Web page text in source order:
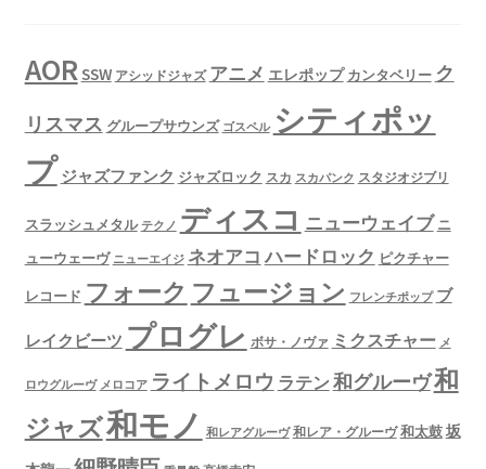
AORSSW アシッドジャズ アニメ エレポップ カンタベリー ク
リスマス グループサウンズ ゴスペル シティポッ
プ ジャズファンク ジャズロック スカ スカパンク スタジオジブリ
スラッシュメタル テクノ ディスコ ニューウェイブ ニ
ューウェーヴ ニューエイジ ネオアコ ハードロック ピクチャー
レコード フォーク フュージョン フレンチポップ ブ
レイクビーツ プログレ ボサ・ノヴァ ミクスチャー メ
ロウグルーヴ メロコア ライトメロウ ラテン 和グルーヴ和
ジャズ和モノ 和レアグルーヴ 和レア・グルーヴ 和太鼓坂